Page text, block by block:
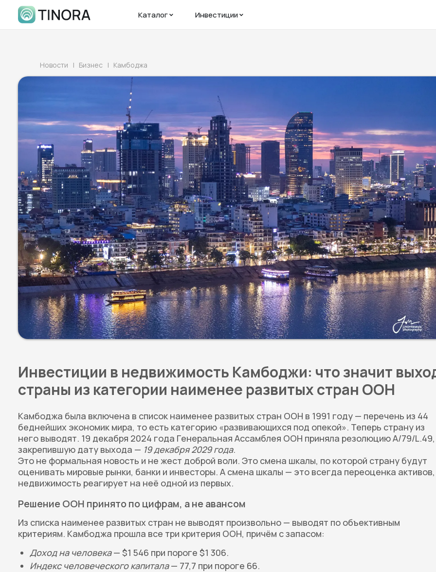
Каталог Инвестиции
Новости | Бизнес | Камбоджа
Инвестиции в недвижимость Камбоджи: что значит
страны из категории наименее развитых стран ООН
Камбоджа была включена в список наименее развитых стран ООН в 1991 году — перечень из 44
беднейших экономик мира, то есть категорию «развивающихся под опекой». Теперь страну из
него выводят. 19 декабря 2024 года Генеральная Ассамблея ООН приняла резолюцию A/79/L.49,
закрепившую дату выхода — 19 декабря 2029 года.
Это не формальная новость и не жест доброй воли. Это смена шкалы, по которой страну будут
оценивать мировые рынки, банки и инвесторы. А смена шкалы — это всегда переоценка
недвижимость реагирует на неё одной из первых.
Решение ООН принято по цифрам, а не авансом
Из списка наименее развитых стран не выводят произвольно — выводят по объективным
критериям. Камбоджа прошла все три критерия ООН, причём с запасом:
Доход на человека— $1 546 при пороге $1 306.
Индекс человеческого капитала— 77,7 при пороге 66.